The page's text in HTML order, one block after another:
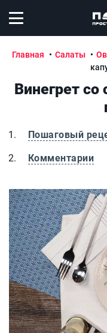
Открыть меню
Главная Салаты
Винегрет
Пошаговый
Комментарии
Винегрет со свежей